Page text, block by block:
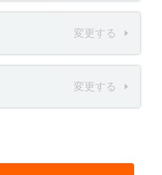
変更する
変更する